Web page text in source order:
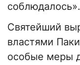
соблюдалось».
Святейший
властями
особые меры